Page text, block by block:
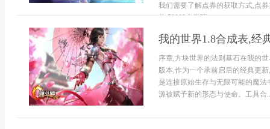
我们需要了解点券的获取方式,点
此,50000点券理...
我的世界1.8合成表,经
序章,方块世界的法则基石在我的
版本,作为一个承前启后的经典更
是连接原始生存与无限可能的魔
源被赋予新的形态与使命。工具合